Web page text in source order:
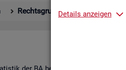
Details anzeigen
Rechtsgrundlagen